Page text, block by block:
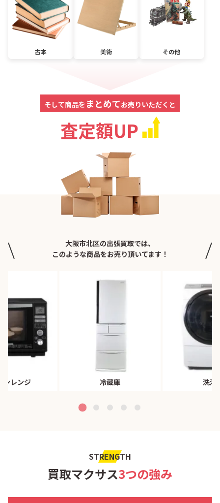
古本 美術 その他
そして商品を まとめてお売りいただくと
査定額UP
大阪市北区の出張買取では、
このような商品をお売り頂いてます！
ンレンジ 冷蔵庫 洗濯
STRENGTH
買取マクサス3つの強み